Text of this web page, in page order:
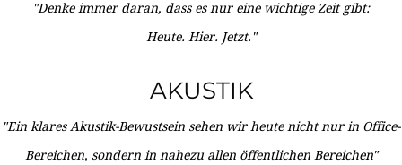
"Denke immer daran, dass es nur eine wichtige Zeit gibt:
Heute. Hier. Jetzt."
AKUSTIK
"Ein klares Akustik-Bewustsein sehen wir heute nicht nur in Office-
Bereichen, sondern in nahezu allen öffentlichen Bereichen"